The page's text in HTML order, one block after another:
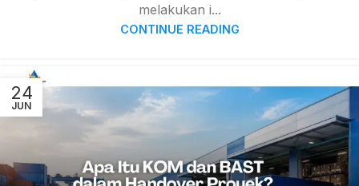
melakukan i...
CONTINUE READING
24
JUN